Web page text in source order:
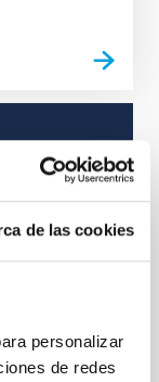
de las cookies
personalizar
de redes